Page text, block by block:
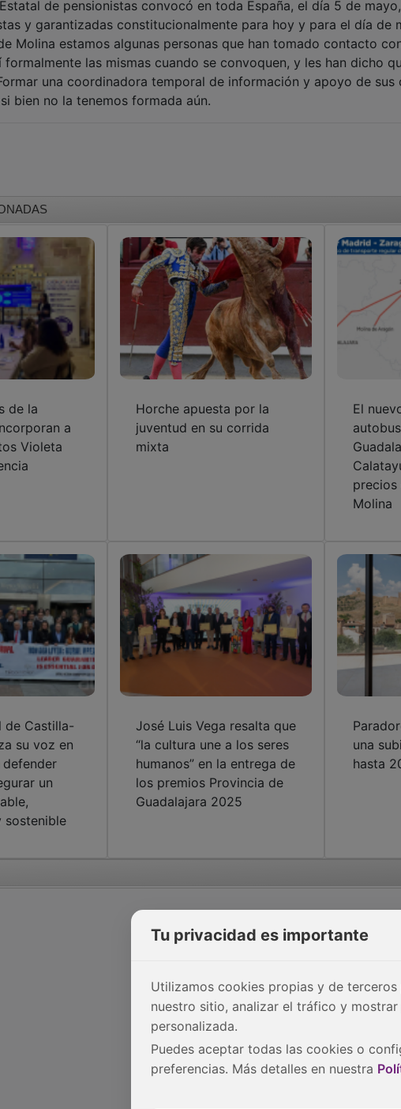
de pensionistas convocó en toda España, el día 5 de
y garantizadas constitucionalmente para hoy y para el día de
Molina estamos algunas personas que han tomado contacto
formalmente las mismas cuando se convoquen, y les han dicho
una coordinadora temporal de información y apoyo de sus
bien no la tenemos formada aún.
de la
a
Violeta
Horche apuesta por la
juventud en su corrida
mixta
El
precios
Molina
de Castilla-
su voz en
defender
un
sostenible
José Luis Vega resalta que
“la cultura une a los seres
humanos” en la entrega de
los premios Provincia de
Guadalajara 2025
una
hasta
Tu privacidad es importante
Utilizamos cookies propias y de
nuestro sitio, analizar el tráfico y
personalizada.
Puedes aceptar todas las cookies o
preferencias. Más detalles en nuestra